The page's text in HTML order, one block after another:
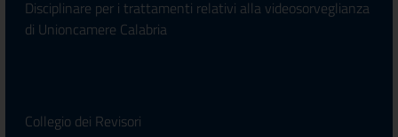
Disciplinare per i trattamenti relativi alla videosorveglianza
di Unioncamere Calabria
Collegio dei Revisori